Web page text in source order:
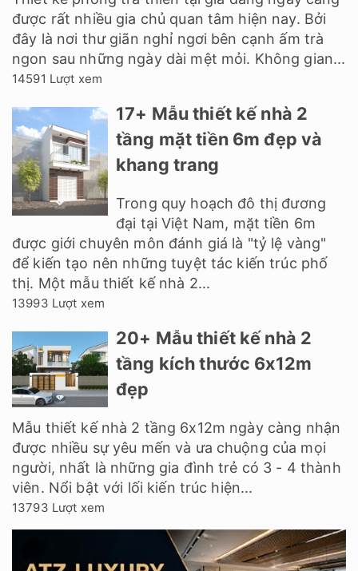
được rất nhiều gia chủ quan tâm hiện nay. Bởi
đây là nơi thư giãn nghỉ ngơi bên cạnh ấm trà
ngon sau những ngày dài mệt mỏi. Không gian...
14591 Lượt xem
17+ Mẫu thiết kế nhà 2
tầng mặt tiền 6m đẹp và
khang trang
Trong quy hoạch đô thị đương
đại tại Việt Nam, mặt tiền 6m
được giới chuyên môn đánh giá là "tỷ lệ vàng"
để kiến tạo nên những tuyệt tác kiến trúc phố
thị. Một mẫu thiết kế nhà 2...
13993 Lượt xem
20+ Mẫu thiết kế nhà 2
tầng kích thước 6x12m
đẹp
Mẫu thiết kế nhà 2 tầng 6x12m ngày càng nhận
được nhiều sự yêu mến và ưa chuộng của mọi
người, nhất là những gia đình trẻ có 3 - 4 thành
viên. Nổi bật với lối kiến trúc hiện...
13793 Lượt xem